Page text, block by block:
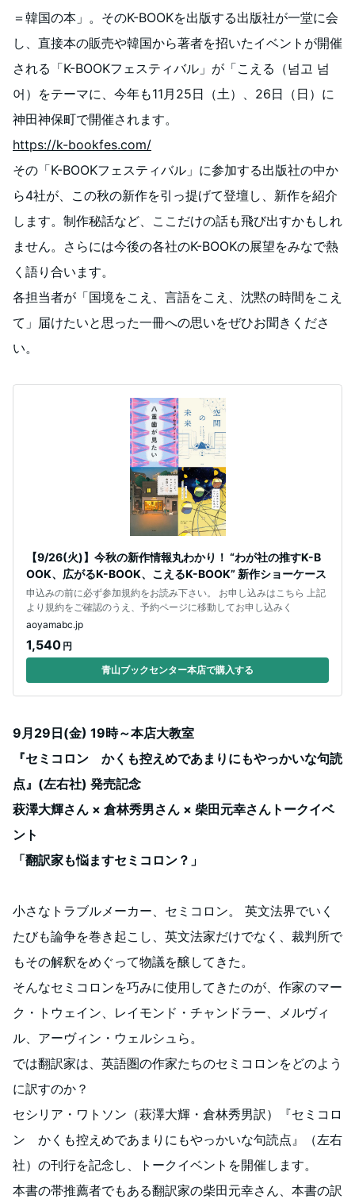
＝韓国の本」。そのK-BOOKを出版する出版社が一堂に会
し、直接本の販売や韓国から著者を招いたイベントが開催
される「K-BOOKフェスティバル」が「こえる（넘고 넘
어）をテーマに、今年も11月25日（土）、26日（日）に
神田神保町で開催されます。
https://k-bookfes.com/
その「K-BOOKフェスティバル」に参加する出版社の中か
ら4社が、この秋の新作を引っ提げて登壇し、新作を紹介
します。制作秘話など、ここだけの話も飛び出すかもしれ
ません。さらには今後の各社のK-BOOKの展望をみなで熱
く語り合います。
各担当者が「国境をこえ、言語をこえ、沈黙の時間をこえ
て」届けたいと思った一冊への思いをぜひお聞きくださ
い。
【9/26(火)】今秋の新作情報丸わかり！ “わが社の推すK-B
OOK、広がるK-BOOK、こえるK-BOOK” 新作ショーケース
申込みの前に必ず参加規約をお読み下さい。 お申し込みはこちら 上記
より規約をご確認のうえ、予約ページに移動してお申し込みく
aoyamabc.jp
1,540 円
青山ブックセンター本店で購入する
9月29日(金) 19時～本店大教室
『セミコロン かくも控えめであまりにもやっかいな句読
点』(左右社) 発売記念
萩澤大輝さん × 倉林秀男さん × 柴田元幸さんトークイベ
ント
「翻訳家も悩ますセミコロン？」
小さなトラブルメーカー、セミコロン。 英文法界でいく
たびも論争を巻き起こし、英文法家だけでなく、裁判所で
もその解釈をめぐって物議を醸してきた。
そんなセミコロンを巧みに使用してきたのが、作家のマー
ク・トウェイン、レイモンド・チャンドラー、メルヴィ
ル、アーヴィン・ウェルシュら。
では翻訳家は、英語圏の作家たちのセミコロンをどのよう
に訳すのか？
セシリア・ワトソン（萩澤大輝・倉林秀男訳）『セミコロ
ン かくも控えめであまりにもやっかいな句読点』（左右
社）の刊行を記念し、トークイベントを開催します。
本書の帯推薦者でもある翻訳家の柴田元幸さん、本書の訳